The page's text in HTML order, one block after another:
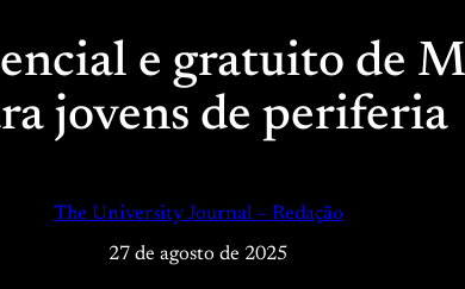
e gratuito de
jovens de periferia
The University Journal – Redação
27 de agosto de 2025